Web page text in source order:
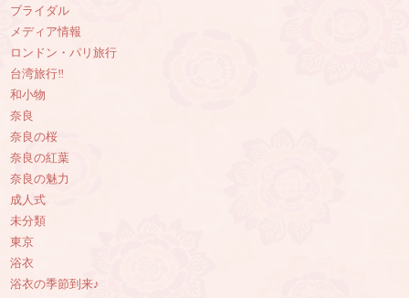
ブライダル
メディア情報
ロンドン・パリ旅行
台湾旅行‼︎
和小物
奈良
奈良の桜
奈良の紅葉
奈良の魅力
成人式
未分類
東京
浴衣
浴衣の季節到来♪